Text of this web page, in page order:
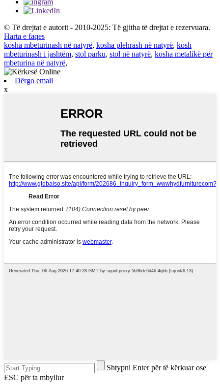
© Të drejtat e autorit - 2010-2025: Të gjitha të drejtat e rezervuara.
Harta e faqes
kosha mbeturinash në natyrë, kosha plehrash në natyrë, kosh
mbeturinash i jashtëm, stol parku, stol në natyrë, kosha metalikë për
mbeturina në natyrë,
Dërgo email
x
Shtypni Enter për të kërkuar ose
ESC për ta mbyllur